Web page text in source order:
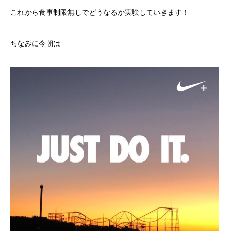
これから食事制限無しでどうなるか実験していきます！
ちなみに今朝は